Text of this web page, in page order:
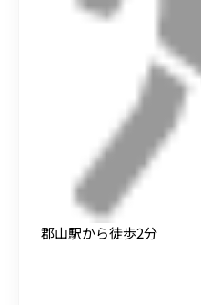
郡山駅から徒歩2分